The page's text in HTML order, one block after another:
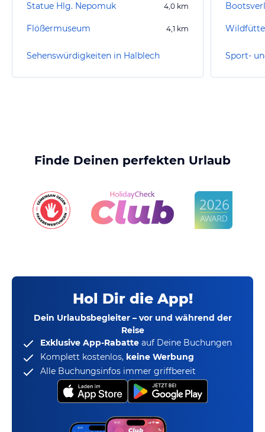
Statue Hlg. Nepomuk 4,0 km
Flößermuseum 4,1 km
Sehenswürdigkeiten in Halblech
Finde Deinen perfekten Urlaub
Hol Dir die App!
Dein Urlaubsbegleiter – vor und während der
Reise
Exklusive App-Rabatte auf Deine Buchungen
Komplett kostenlos, keine Werbung
Alle Buchungsinfos immer griffbereit